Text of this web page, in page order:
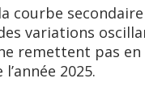
courbe
variations
remettent pas
2025.